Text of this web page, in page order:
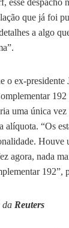
que já foi
a algo
o ex-presidente
uma única
alíquota. “Os
Houve
agora, nada
192”,
da Reuters